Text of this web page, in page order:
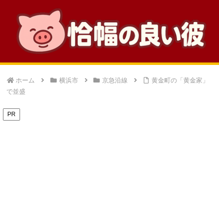
ホーム 横浜市 京急沿線
黄金町の「黄金家」
で並盛
PR